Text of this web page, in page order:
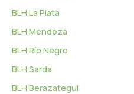
BLH La Plata
BLH Mendoza
BLH Río Negro
BLH Sardá
BLH Berazategui